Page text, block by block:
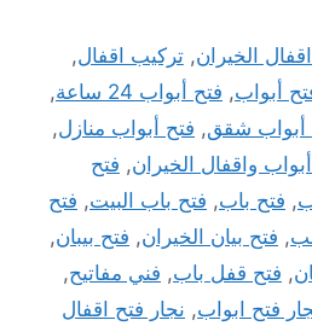
الخيران,تركيب اقفال,
أبواب, فتح أبواب 24 ساعة
,
أبواب شقق, فتح أبواب منازل,
واقفال الخيران, فتح
, فتح باب, فتح باب البيت, فتح
, فتح بيان الخيران, فتح بيبان,
, فتح قفل باب, فني مفاتيح,
فتح ابواب, نجار فتح اقفال